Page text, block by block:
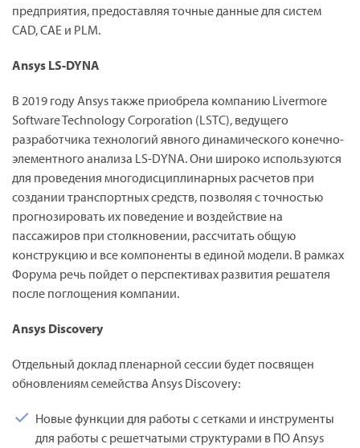
предприятия, предоставляя точные данные для систем
CAD, CAE и PLM.
Ansys LS-DYNA
В 2019 году Ansys также приобрела компанию Livermore
Software Technology Corporation (LSTC), ведущего
разработчика технологий явного динамического конечно-
элементного анализа LS-DYNA. Они широко используются
для проведения многодисциплинарных расчетов при
создании транспортных средств, позволяя с точностью
прогнозировать их поведение и воздействие на
пассажиров при столкновении, рассчитать общую
конструкцию и все компоненты в единой модели. В рамках
Форума речь пойдет о перспективах развития решателя
после поглощения компании.
Ansys Discovery
Отдельный доклад пленарной сессии будет посвящен
обновлениям семейства Ansys Discovery:
Новые функции для работы с сетками и инструменты
для работы с решетчатыми структурами в ПО Ansys